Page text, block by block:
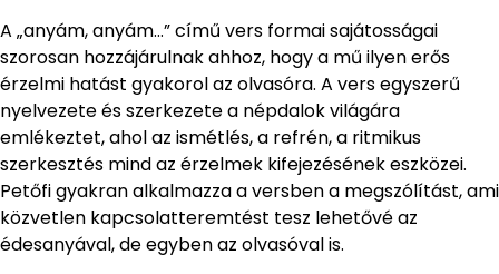
A „anyám, anyám…” című vers formai sajátosságai
szorosan hozzájárulnak ahhoz, hogy a mű ilyen erős
érzelmi hatást gyakorol az olvasóra. A vers egyszerű
nyelvezete és szerkezete a népdalok világára
emlékeztet, ahol az ismétlés, a refrén, a ritmikus
szerkesztés mind az érzelmek kifejezésének eszközei.
Petőfi gyakran alkalmazza a versben a megszólítást, ami
közvetlen kapcsolatteremtést tesz lehetővé az
édesanyával, de egyben az olvasóval is.